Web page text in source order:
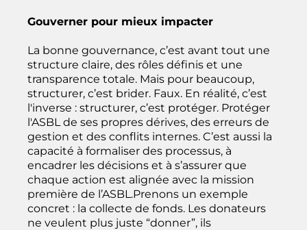
Gouverner pour mieux impacter
La bonne gouvernance, c’est avant tout une
structure claire, des rôles définis et une
transparence totale. Mais pour beaucoup,
structurer, c’est brider. Faux. En réalité, c’est
l'inverse : structurer, c’est protéger. Protéger
l'ASBL de ses propres dérives, des erreurs de
gestion et des conflits internes. C’est aussi la
capacité à formaliser des processus, à
encadrer les décisions et à s’assurer que
chaque action est alignée avec la mission
première de l’ASBL.Prenons un exemple
concret : la collecte de fonds. Les donateurs
ne veulent plus juste “donner”, ils